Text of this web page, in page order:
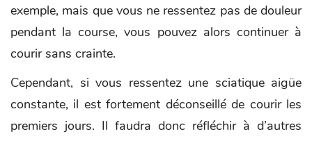
exemple, mais que vous ne ressentez pas de douleur
pendant la course, vous pouvez alors continuer à
courir sans crainte.
Cependant, si vous ressentez une sciatique aigüe
constante, il est fortement déconseillé de courir les
premiers jours. Il faudra donc réfléchir à d’autres